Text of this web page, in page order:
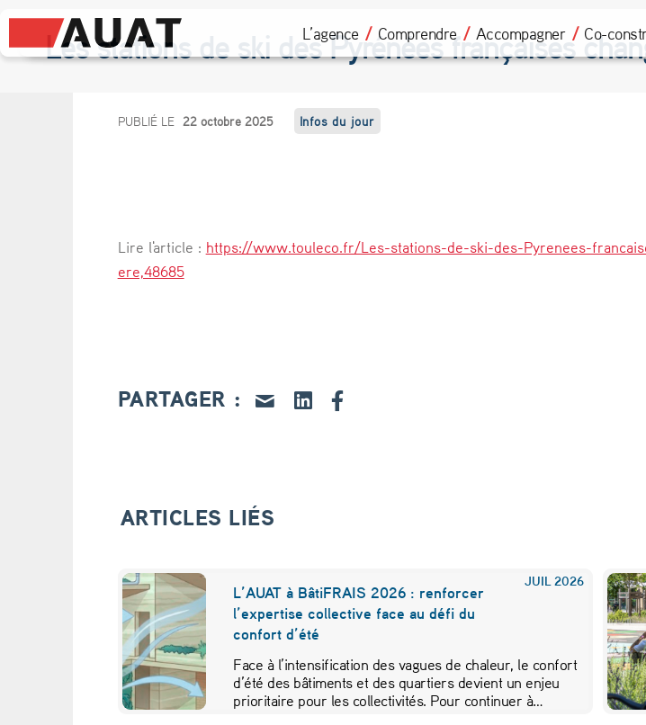
L’agence Comprendre Accompagner Co-
Les stations de ski des Pyrénées françaises
L
s
t
i
s
e
s
k
i
PUBLIÉ LE 22 octobre 2025 Infos du jour
Lire l'article : https://www.touleco.fr/Les-stations-de-ski-des-Pyrenees-
ere,48685
PARTAGER :
ARTICLES LIÉS
JUIL 2026
L’AUAT à BâtiFRAIS 2026 : renforcer
l’expertise collective face au défi du
confort d’été
Face à l’intensification des vagues de chaleur, le confort
d’été des bâtiments et des quartiers devient un enjeu
prioritaire pour les collectivités. Pour continuer à…